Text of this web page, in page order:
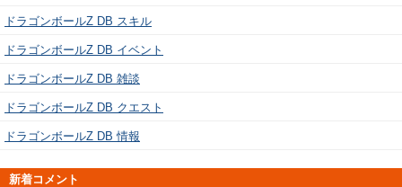
ドラゴンボールZ DB スキル
ドラゴンボールZ DB イベント
ドラゴンボールZ DB 雑談
ドラゴンボールZ DB クエスト
ドラゴンボールZ DB 情報
新着コメント